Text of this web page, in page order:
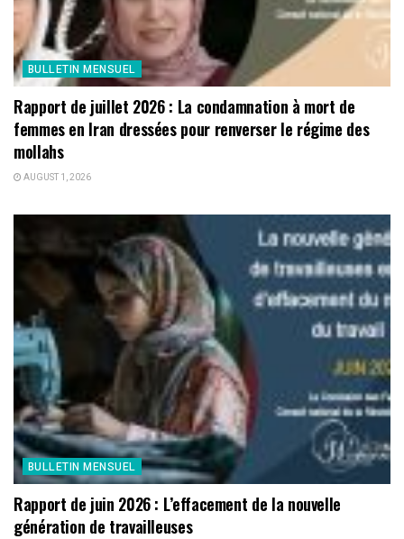
BULLETIN MENSUEL
Rapport de juillet 2026 : La condamnation à mort de
femmes en Iran dressées pour renverser le régime des
mollahs
AUGUST 1, 2026
BULLETIN MENSUEL
Rapport de juin 2026 : L’effacement de la nouvelle
génération de travailleuses